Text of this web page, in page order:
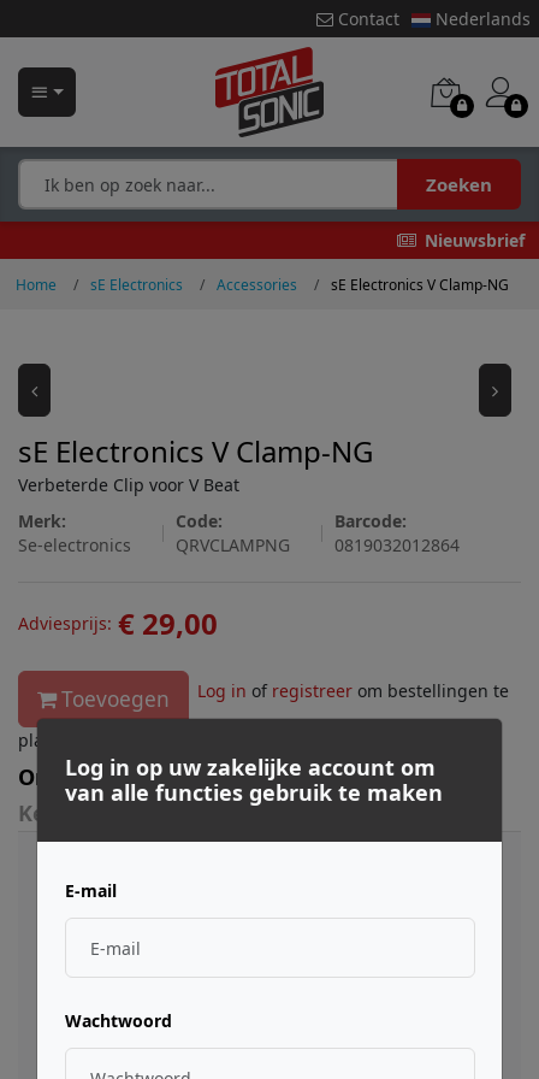
Contact Nederlands
Zoeken
Nieuwsbrief
Home sE Electronics Accessories sE Electronics V Clamp-NG
sE Electronics V Clamp-NG
Verbeterde Clip voor V Beat
Merk:
Se-electronics
Code:
QRVCLAMPNG
Barcode:
0819032012864
Adviesprijs: € 29,00
Toevoegen Log in of registreerom bestellingen te
plaatsen.
Omschrijving
Kenmerken
De V CLAMP is het snelste, meest compacte en meest
aan snaredrums of toms. Het is ontworpen als de
perfecte aanvulling op de V BEAT van sE voor het
compatibel met veel andere populaire microfoons.
De stevige elastische klem maakt opzetten en
Log in op uw zakelijke account om
van alle functies gebruik te maken
E-mail
Wachtwoord